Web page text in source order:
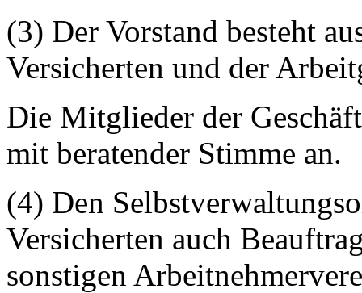
(3) Der Vorstand besteht
Versicherten und der
Die Mitglieder der
mit beratender Stimme an.
(4) Den
Versicherten auch
sonstigen